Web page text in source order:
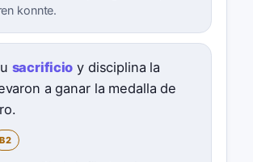
konnte.
sacrificio y disciplina la
a ganar la medalla de
B2